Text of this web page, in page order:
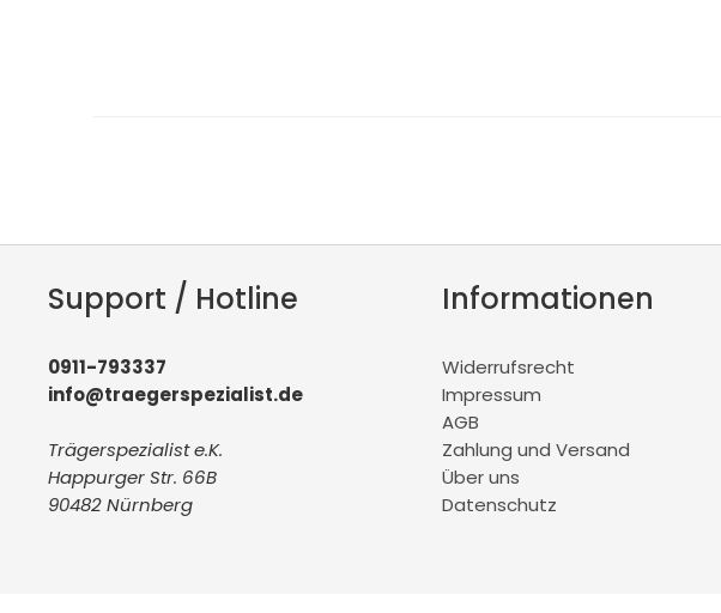
Support / Hotline
0911-793337
info@traegerspezialist.de
Trägerspezialist e.K.
Happurger Str. 66B
90482 Nürnberg
Informationen
Widerrufsrecht
Impressum
AGB
Zahlung und Versand
Über uns
Datenschutz